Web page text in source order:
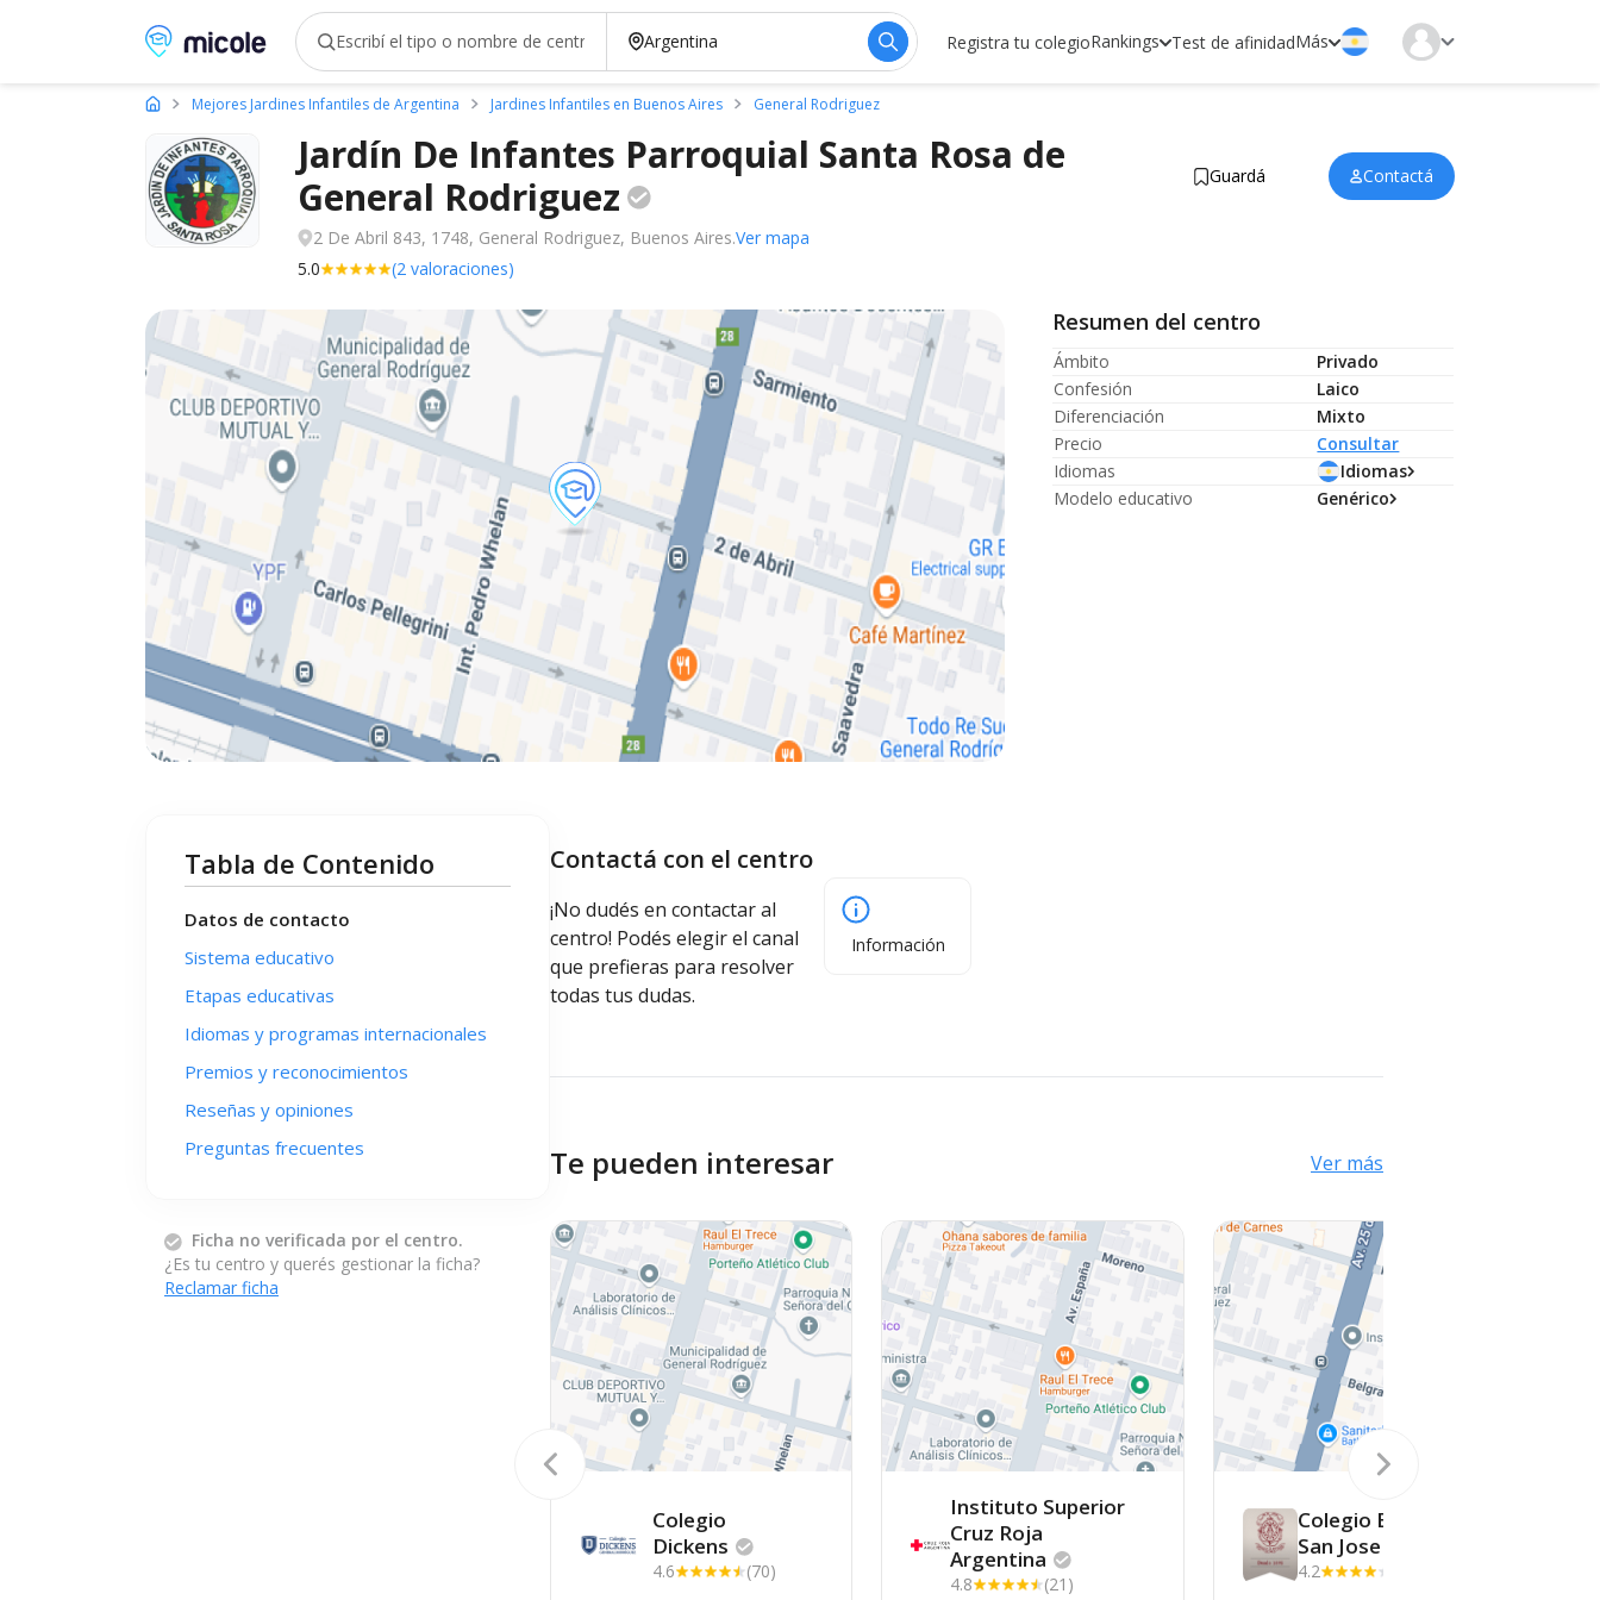
Micole, buscador de colegios Registra tu colegioRankings Test de afinidadMás
Mejores Jardines Infantiles de Argentina Jardines Infantiles en Buenos Aires General Rodriguez
Jardín De Infantes Parroquial Santa Rosa de
General Rodriguez Guardá Contactá
2 De Abril 843, 1748, General Rodriguez, Buenos Aires.Ver mapa
5.0
(2 valoraciones)
Resumen del centro
Ámbito
Privado
Confesión
Laico
Diferenciación
Mixto
Precio
Consultar
Idiomas
Idiomas
Modelo educativo
Genérico
Tabla de Contenido
Datos de contacto
Sistema educativo
Etapas educativas
Idiomas y programas internacionales
Premios y reconocimientos
Reseñas y opiniones
Preguntas frecuentes
Ficha no verificada por el centro.
¿Es tu centro y querés gestionar la ficha?
Reclamar ficha
Contactá con el centro
¡No dudés en contactar al
centro! Podés elegir el canal
que prefieras para resolver
todas tus dudas.
Información
Te pueden interesar Ver más
Colegio
Dickens
4.6
(70)
Instituto Superior
Cruz Roja
Argentina
4.8
(21)
Colegio Escuela
San Jose
4.2